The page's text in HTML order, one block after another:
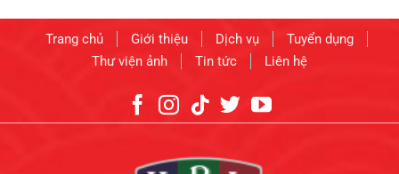
Trang chủ Giới thiệu Dịch vụ
Tuyển dụng
Thư viện ảnh
Tin tức Liên hệ